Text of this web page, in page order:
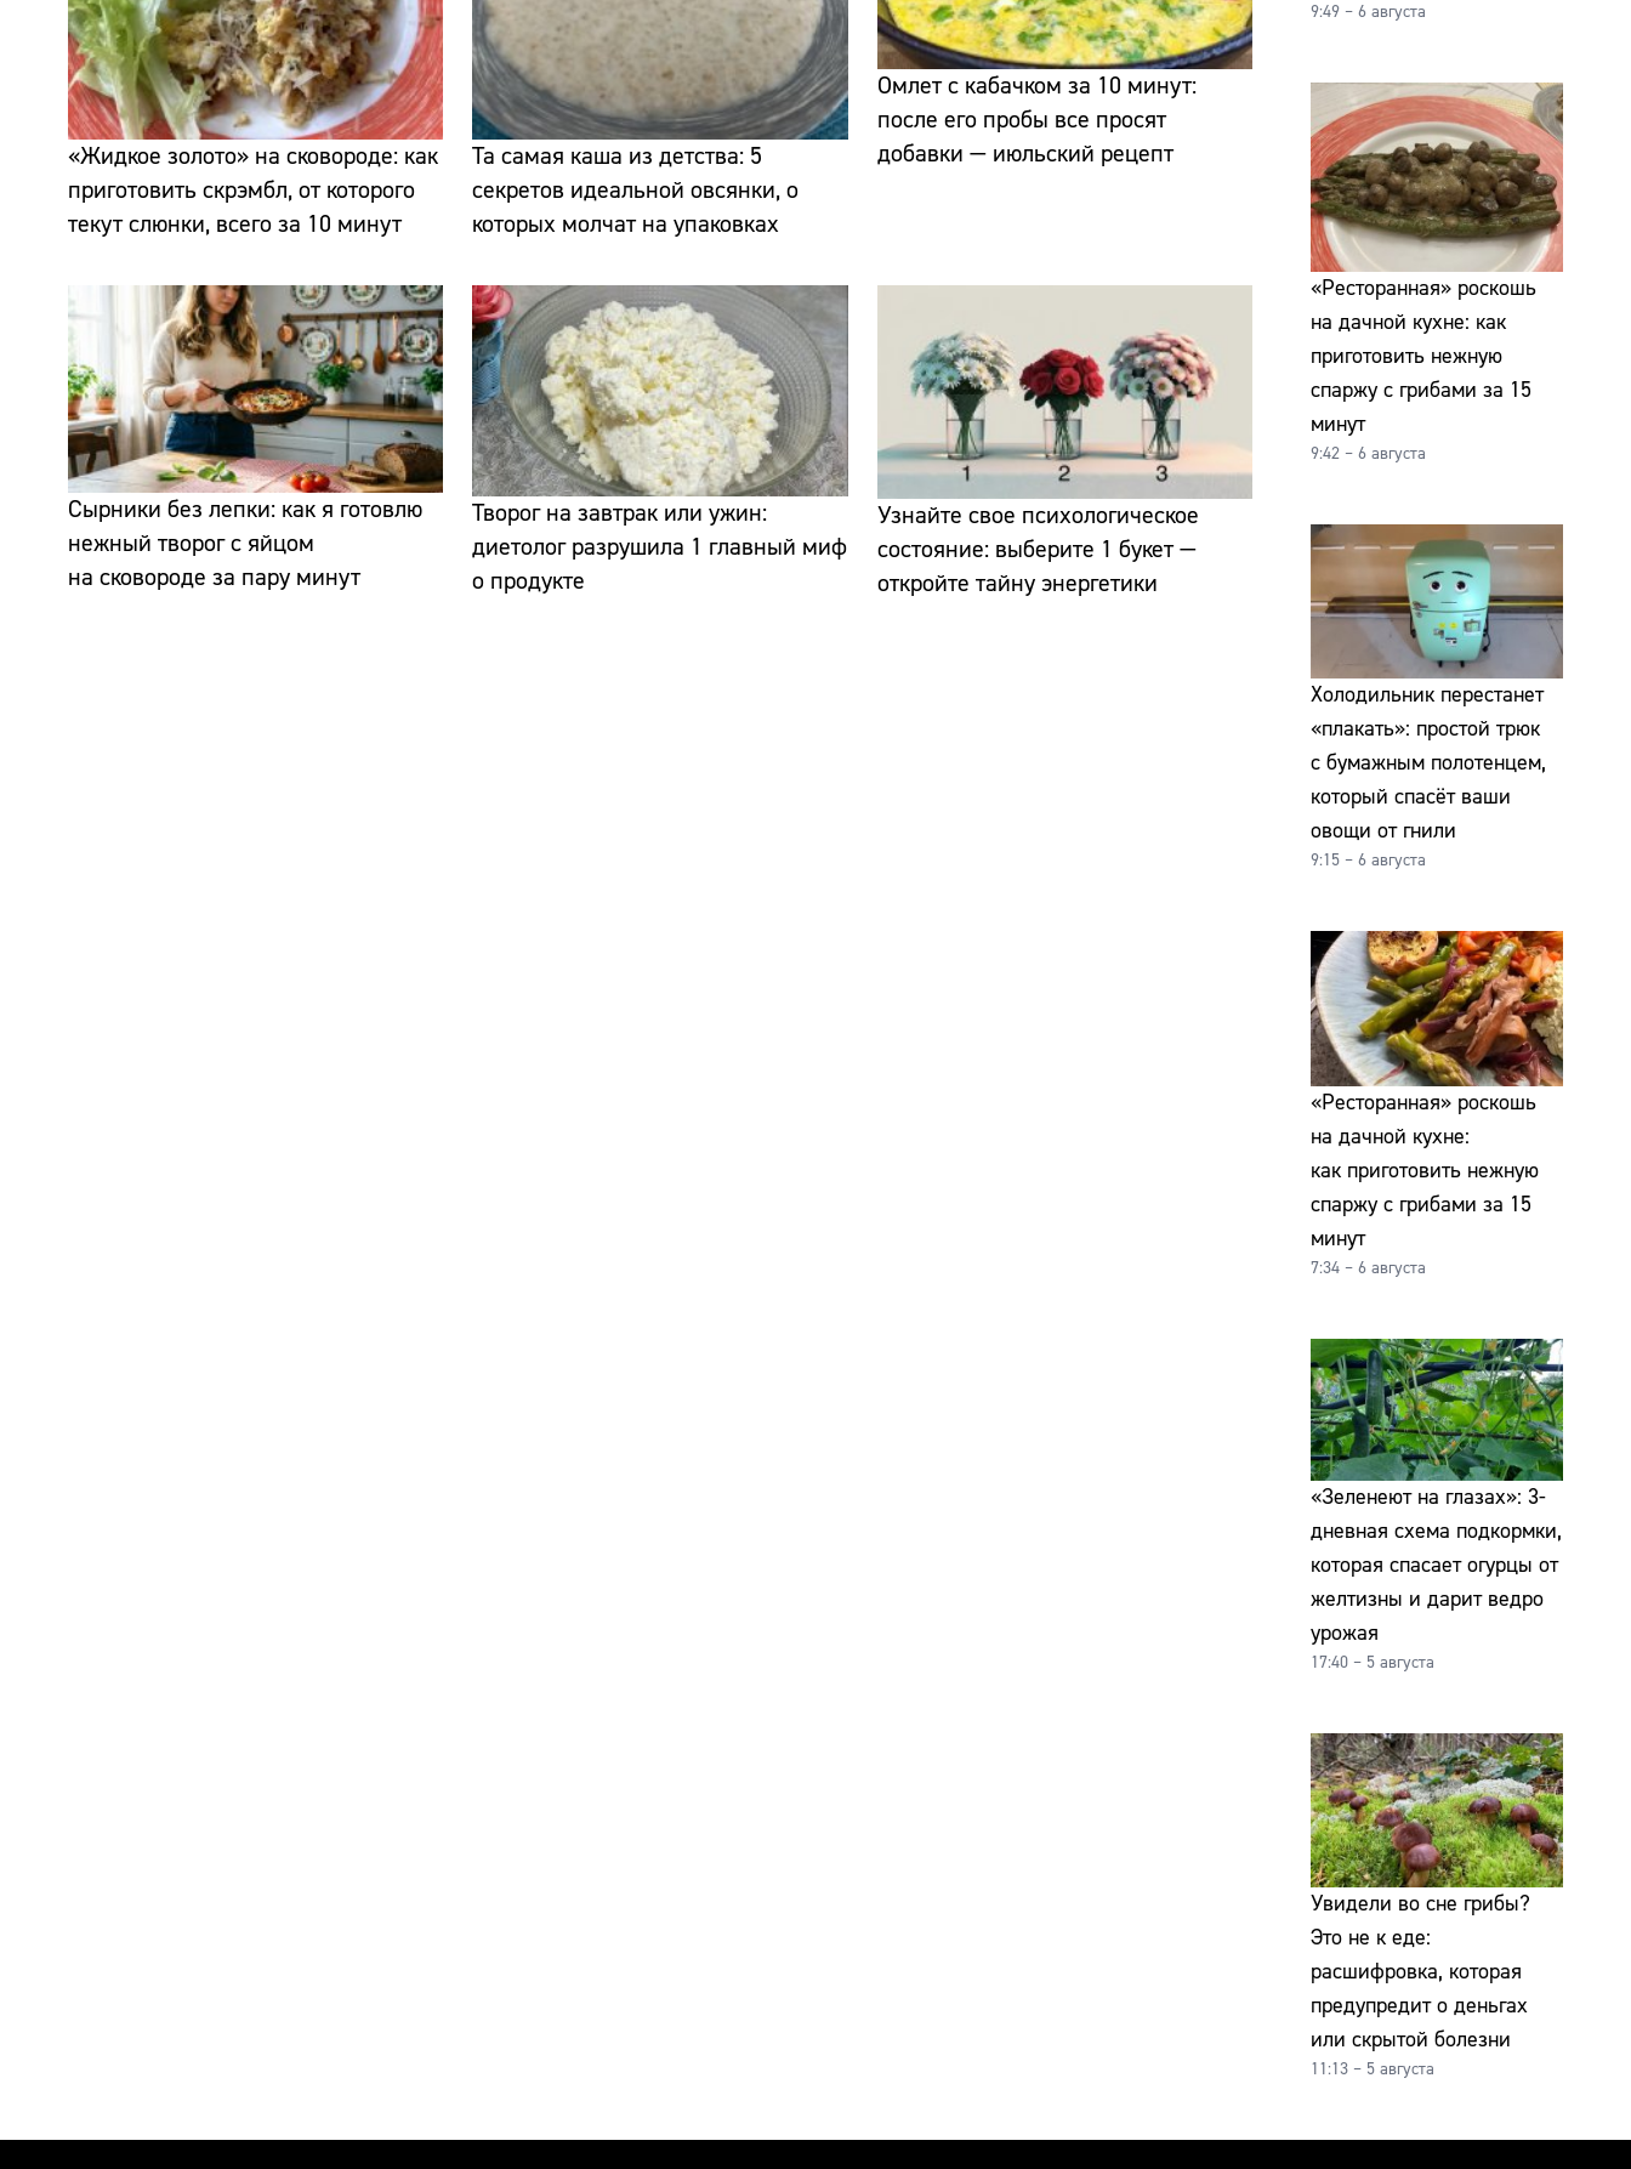
«Жидкое золото» на сковороде: как
приготовить скрэмбл, от которого
текут слюнки, всего за 10 минут
Та самая каша из детства: 5
секретов идеальной овсянки, о
которых молчат на упаковках
Омлет с кабачком за 10 минут:
после его пробы все просят
добавки — июльский рецепт
Сырники без лепки: как я готовлю
нежный творог с яйцом
на сковороде за пару минут
Творог на завтрак или ужин:
диетолог разрушила 1 главный миф
о продукте
Узнайте свое психологическое
состояние: выберите 1 букет —
откройте тайну энергетики
9:49 – 6 августа
«Ресторанная» роскошь
на дачной кухне: как
приготовить нежную
спаржу с грибами за 15
минут
9:42 – 6 августа
Холодильник перестанет
«плакать»: простой трюк
с бумажным полотенцем,
который спасёт ваши
овощи от гнили
9:15 – 6 августа
«Ресторанная» роскошь
на дачной кухне:
как приготовить нежную
спаржу с грибами за 15
минут
7:34 – 6 августа
«Зеленеют на глазах»: 3-
дневная схема подкормки,
которая спасает огурцы от
желтизны и дарит ведро
урожая
17:40 – 5 августа
Увидели во сне грибы?
Это не к еде:
расшифровка, которая
предупредит о деньгах
или скрытой болезни
11:13 – 5 августа
Адрес:
Телефон: